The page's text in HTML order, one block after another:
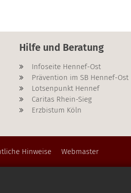
Hilfe und Beratung
Infoseite Hennef-Ost
Prävention im SB Hennef-Ost
Lotsenpunkt Hennef
Caritas Rhein-Sieg
Erzbistum Köln
Hinweise Webmaster